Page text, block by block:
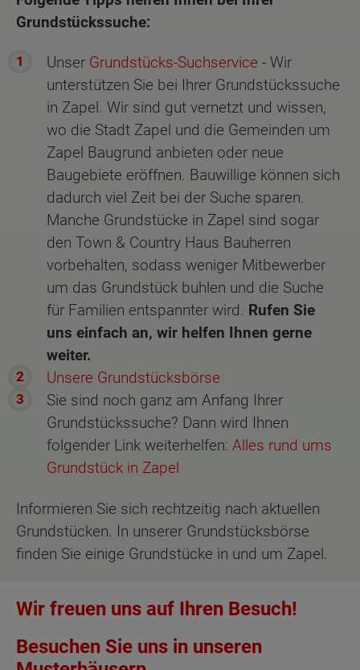
Grundstückssuche:
Unser Grundstücks-Suchservice - Wir
unterstützen Sie bei Ihrer Grundstückssuche
in Zapel. Wir sind gut vernetzt und wissen,
wo die Stadt Zapel und die Gemeinden um
Zapel Baugrund anbieten oder neue
Baugebiete eröffnen. Bauwillige können sich
dadurch viel Zeit bei der Suche sparen.
Manche Grundstücke in Zapel sind sogar
den Town & Country Haus Bauherren
vorbehalten, sodass weniger Mitbewerber
um das Grundstück buhlen und die Suche
für Familien entspannter wird. Rufen Sie
uns einfach an, wir helfen Ihnen gerne
weiter.
Unsere Grundstücksbörse
Sie sind noch ganz am Anfang Ihrer
Grundstückssuche? Dann wird Ihnen
folgender Link weiterhelfen: Alles rund ums
Grundstück in Zapel
Informieren Sie sich rechtzeitig nach aktuellen
Grundstücken. In unserer Grundstücksbörse
finden Sie einige Grundstücke in und um Zapel.
Wir freuen uns auf Ihren Besuch!
Besuchen Sie uns in unseren